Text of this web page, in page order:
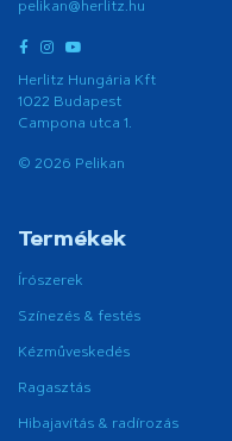
pelikan@herlitz.hu
Herlitz Hungária Kft
1022 Budapest
Campona utca 1.
© 2026 Pelikan
Termékek
Írószerek
Színezés & festés
Kézműveskedés
Ragasztás
Hibajavítás & radírozás